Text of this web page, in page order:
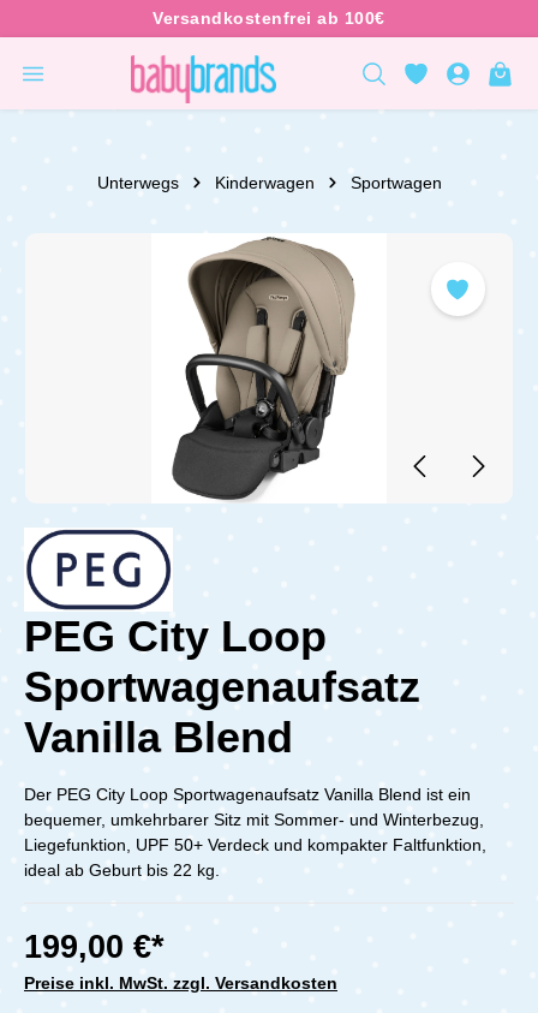
Unterwegs Kinderwagen Sportwagen
PEG City Loop
Sportwagenaufsatz
Vanilla Blend
Der PEG City Loop Sportwagenaufsatz Vanilla Blend ist ein
bequemer, umkehrbarer Sitz mit Sommer- und Winterbezug,
Liegefunktion, UPF 50+ Verdeck und kompakter Faltfunktion,
ideal ab Geburt bis 22 kg.
199,00 €*
Preise inkl. MwSt. zzgl. Versandkosten